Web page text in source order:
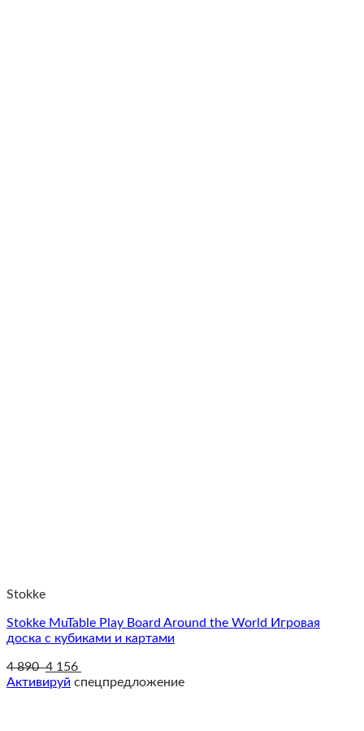
Stokke
Stokke MuTable Play Board Around the World Игровая
доска с кубиками и картами
4 890 4 156
Активируй спецпредложение